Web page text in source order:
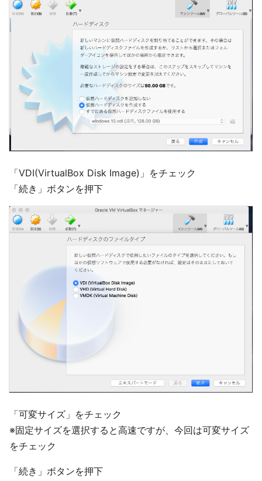
「VDI(VirtualBox Disk Image)」をチェック
「続き」ボタンを押下
「可変サイズ」をチェック
※固定サイズを選択すると高速ですが、今回は可変サイズ
をチェック
「続き」ボタンを押下